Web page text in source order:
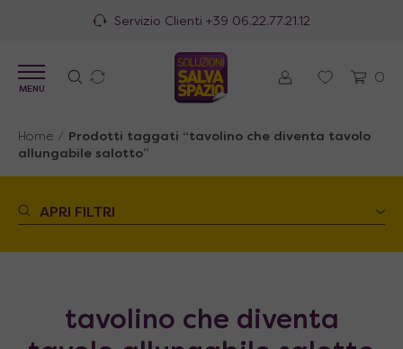
Servizio Clienti +39 06.22.77.21.12
0
MENU
Home /
Prodotti taggati “tavolino che diventa tavolo
allungabile salotto”
APRI FILTRI
tavolino che diventa